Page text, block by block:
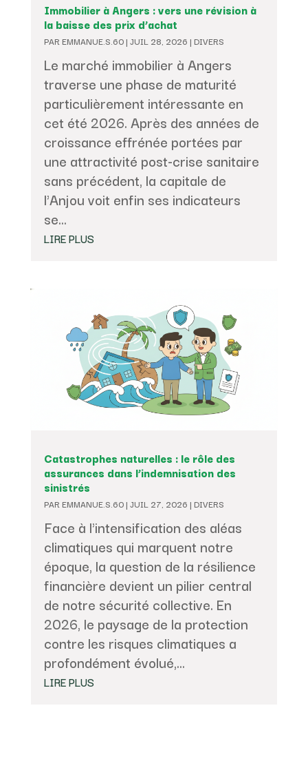
Immobilier à Angers : vers une révision à
la baisse des prix d’achat
PAR EMMANUE.S.60| JUIL 28, 2026 | DIVERS
Le marché immobilier à Angers
traverse une phase de maturité
particulièrement intéressante en
cet été 2026. Après des années de
croissance effrénée portées par
une attractivité post-crise sanitaire
sans précédent, la capitale de
l'Anjou voit enfin ses indicateurs
se...
LIRE PLUS
Catastrophes naturelles : le rôle des
assurances dans l’indemnisation des
sinistrés
PAR EMMANUE.S.60| JUIL 27, 2026 | DIVERS
Face à l'intensification des aléas
climatiques qui marquent notre
époque, la question de la résilience
financière devient un pilier central
de notre sécurité collective. En
2026, le paysage de la protection
contre les risques climatiques a
profondément évolué,...
LIRE PLUS